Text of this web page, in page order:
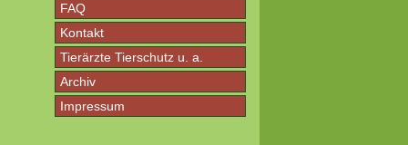
FAQ
Kontakt
Tierärzte Tierschutz u. a.
Archiv
Impressum